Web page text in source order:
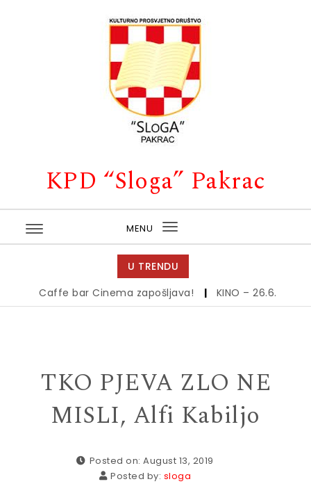
KPD “Sloga” Pakrac
MENU
Toggle
navigation
U TRENDU
Caffe bar Cinema zapošljava! | KINO – 26.6. |
TKO PJEVA ZLO NE
MISLI, Alfi Kabiljo
Posted on: August 13, 2019
Posted by: sloga